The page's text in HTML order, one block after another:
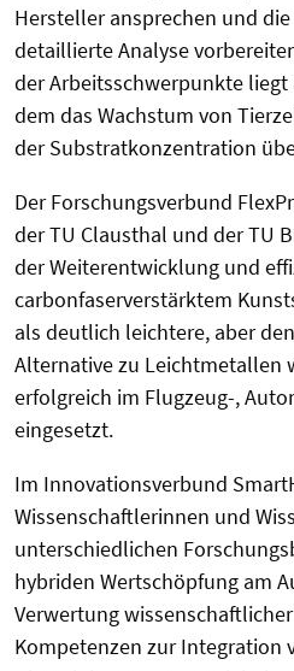
Hersteller ansprechen und
detaillierte Analyse
der Arbeitsschwerpunkte
dem das Wachstum von
der Substratkonzentration
Der Forschungsverbund
der TU Clausthal und der TU
der Weiterentwicklung und
carbonfaserverstärktem
als deutlich leichtere, aber
Alternative zu Leichtmetallen
erfolgreich im Flugzeug-,
eingesetzt.
Im Innovationsverbund
Wissenschaftlerinnen und
unterschiedlichen
hybriden Wertschöpfung am
Verwertung
Kompetenzen zur Integration